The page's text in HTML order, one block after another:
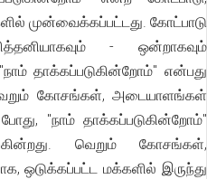
முன்வைக்கப்பட்டது. கோட்பாடு
- ஒன்றாகவும்
தாக்கப்படுகின்றோம்" என்பது
வெறும் கோசங்கள், அடையாளங்கள்
"நாம் தாக்கப்படுகின்றோம்"
வெறும் கோசங்கள்,
ஒடுக்கப்பட்ட மக்களில் இருந்து